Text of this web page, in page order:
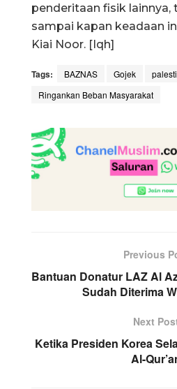
penderitaan fisik lainnya,
sampai kapan keadaan
Kiai Noor. [Iqh]
Tags: BAZNAS Gojek
Ringankan Beban Masyarakat
Previous
Bantuan Donatur LAZ Al
Sudah Diterima
Next
Ketika Presiden Korea
Al-